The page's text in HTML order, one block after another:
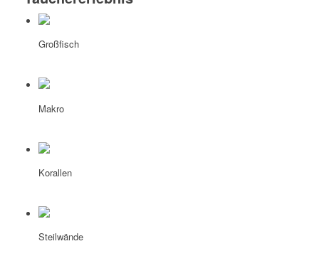
Großfisch
Makro
Korallen
Steilwände